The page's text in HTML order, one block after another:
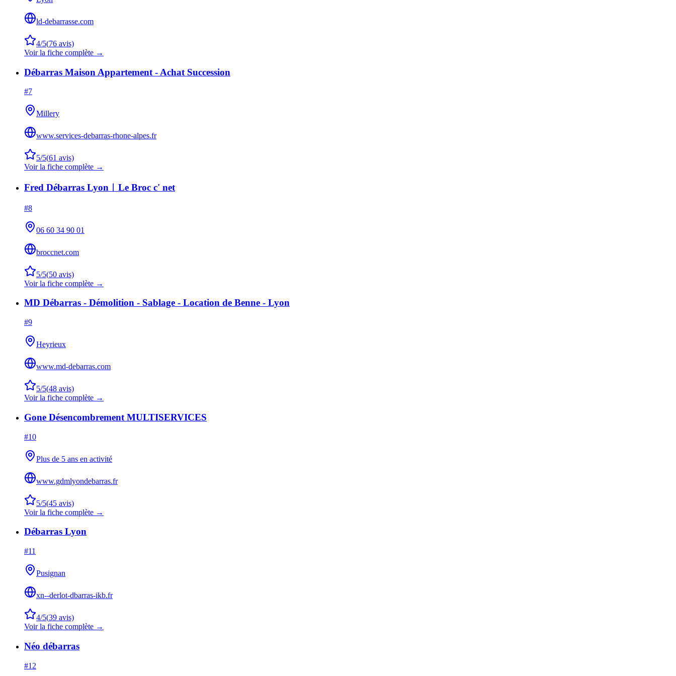
ld-debarrasse.com
4/5(76 avis)
Voir la fiche complète →
Débarras Maison Appartement - Achat Succession
#7
Millery
www.services-debarras-rhone-alpes.fr
5/5(61 avis)
Voir la fiche complète →
Fred Débarras Lyon︱Le Broc c' net
#8
06 60 34 90 01
broccnet.com
5/5(50 avis)
Voir la fiche complète →
MD Débarras - Démolition - Sablage - Location de Benne - Lyon
#9
Heyrieux
www.md-debarras.com
5/5(48 avis)
Voir la fiche complète →
Gone Désencombrement MULTISERVICES
#10
Plus de 5 ans en activité
www.gdmlyondebarras.fr
5/5(45 avis)
Voir la fiche complète →
Débarras Lyon
#11
Pusignan
xn--derlot-dbarras-ikb.fr
4/5(39 avis)
Voir la fiche complète →
Néo débarras
#12